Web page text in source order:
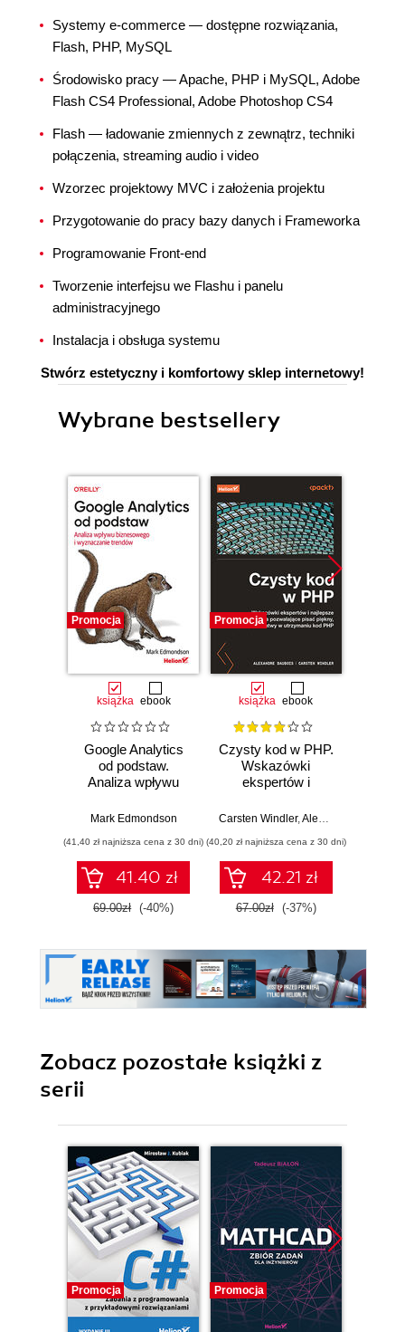
Systemy e-commerce — dostępne rozwiązania,
Flash, PHP, MySQL
Środowisko pracy — Apache, PHP i MySQL, Adobe
Flash CS4 Professional, Adobe Photoshop CS4
Flash — ładowanie zmiennych z zewnątrz, techniki
połączenia, streaming audio i video
Wzorzec projektowy MVC i założenia projektu
Przygotowanie do pracy bazy danych i Frameworka
Programowanie Front-end
Tworzenie interfejsu we Flashu i panelu
administracyjnego
Instalacja i obsługa systemu
Stwórz estetyczny i komfortowy sklep internetowy!
Wybrane bestsellery
Promocja
książka ebook
Google Analytics
od podstaw.
Analiza wpływu
wyznaczanie
Mark Edmondson
(41,40 zł najniższa cena z 30 dni)
41.40 zł
69.00zł (-40%)
Promocja
książka ebook
Czysty kod w PHP.
Wskazówki
ekspertów i
rozwiązania
piękny, przystępny
i łatwy w
utrzymaniu kod
PHP
Carsten Windler, Alexandre Daubois
(40,20 zł najniższa cena z 30 dni)
42.21 zł
67.00zł (-37%)
Zobacz pozostałe książki z
serii
Promocja Promocja